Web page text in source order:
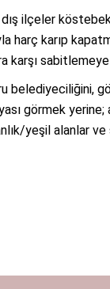
ilçeler
harç karıp
karşı
belediyeciliğini,
görmek
yeşil alanlar